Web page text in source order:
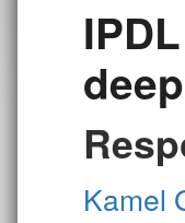
Kamel